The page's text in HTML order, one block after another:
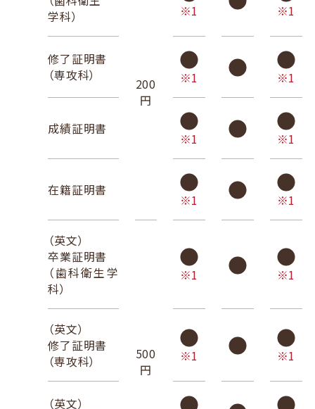
学科）
200
円
※1 ※1
修了証明書
（専攻科）
※1 ※1
成績証明書
※1 ※1
在籍証明書
※1 ※1
（英文）
卒業証明書
（歯科衛生学
科）
500
円
※1 ※1
（英文）
修了証明書
（専攻科）
※1 ※1
（英文）